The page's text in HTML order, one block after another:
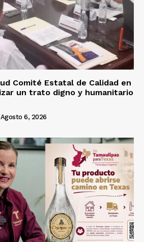
Comité Estatal de Calidad en
un trato digno y humanitario
Agosto 6, 2026